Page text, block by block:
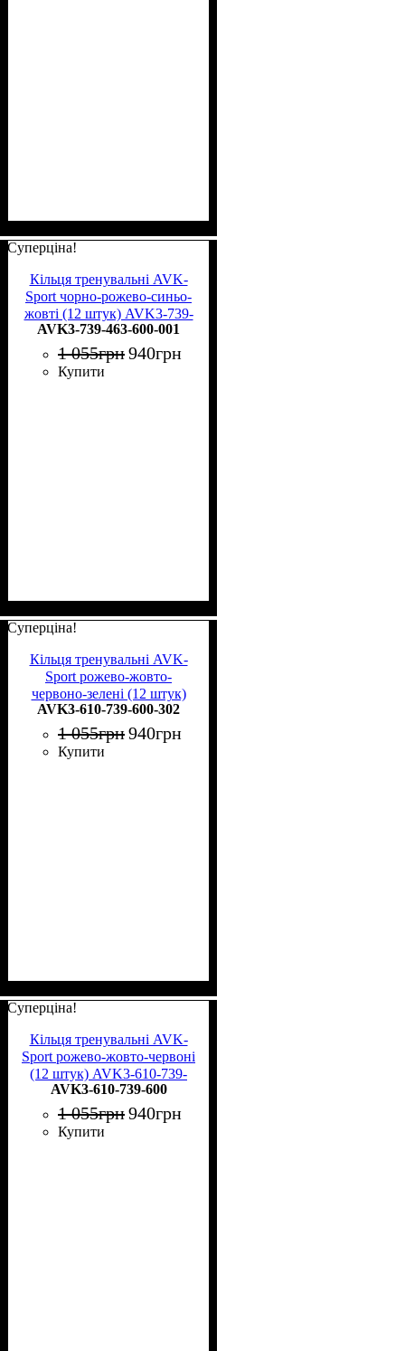
Суперціна!
Кільця тренувальні AVK-
Sport чорно-рожево-синьо-
жовті (12 штук) AVK3-739-
463-600-001
AVK3-739-463-600-001
1 055грн940грн
Купити
Суперціна!
Кільця тренувальні AVK-
Sport рожево-жовто-
червоно-зелені (12 штук)
AVK3-610-739-600-302
AVK3-610-739-600-302
1 055грн940грн
Купити
Суперціна!
Кільця тренувальні AVK-
Sport рожево-жовто-червоні
(12 штук) AVK3-610-739-
600
AVK3-610-739-600
1 055грн940грн
Купити